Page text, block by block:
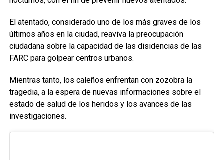
El atentado, considerado uno de los más graves de los
últimos años en la ciudad, reaviva la preocupación
ciudadana sobre la capacidad de las disidencias de las
FARC para golpear centros urbanos.
Mientras tanto, los caleños enfrentan con zozobra la
tragedia, a la espera de nuevas informaciones sobre el
estado de salud de los heridos y los avances de las
investigaciones.